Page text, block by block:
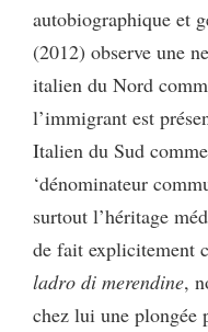
autobiographique et
(2012) observe une
italien du Nord
l’immigrant est
Italien du Sud
‘dénominateur
surtout l’héritage
de fait explicitement
ladro di merendine,
chez lui une plongée